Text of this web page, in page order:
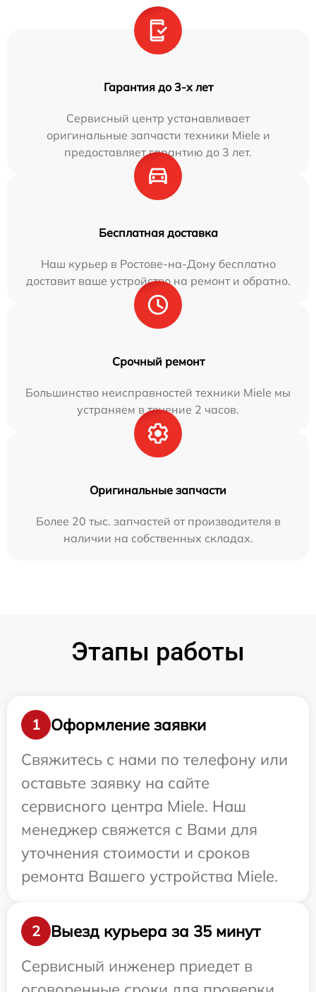
Гарантия до 3-х лет
Сервисный центр устанавливает
оригинальные запчасти техники Miele и
предоставляет гарантию до 3 лет.
Бесплатная доставка
Наш курьер в Ростове-на-Дону бесплатно
доставит ваше устройство на ремонт и обратно.
Срочный ремонт
Большинство неисправностей техники Miele мы
устраняем в течение 2 часов.
Оригинальные запчасти
Более 20 тыс. запчастей от производителя в
наличии на собственных складах.
Этапы работы
1
Оформление заявки
Свяжитесь с нами по телефону или
оставьте заявку на сайте
сервисного центра Miele. Наш
менеджер свяжется с Вами для
уточнения стоимости и сроков
ремонта Вашего устройства Miele.
2
Выезд курьера за 35 минут
Сервисный инженер приедет в